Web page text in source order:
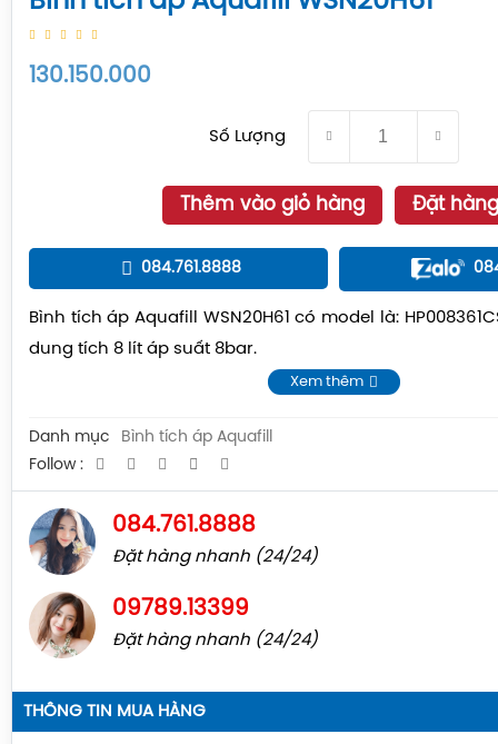
130.150.000
Số Lượng
Thêm vào giỏ hàng Đặt hàng
084.761.8888
Bình tích áp Aquafill WSN20H61 có model là:
dung tích 8 lít áp suất 8bar.
Xem thêm
Danh mục
Bình tích áp Aquafill
Follow :
084.761.8888
Đặt hàng nhanh (24/24)
09789.13399
Đặt hàng nhanh (24/24)
THÔNG TIN MUA HÀNG